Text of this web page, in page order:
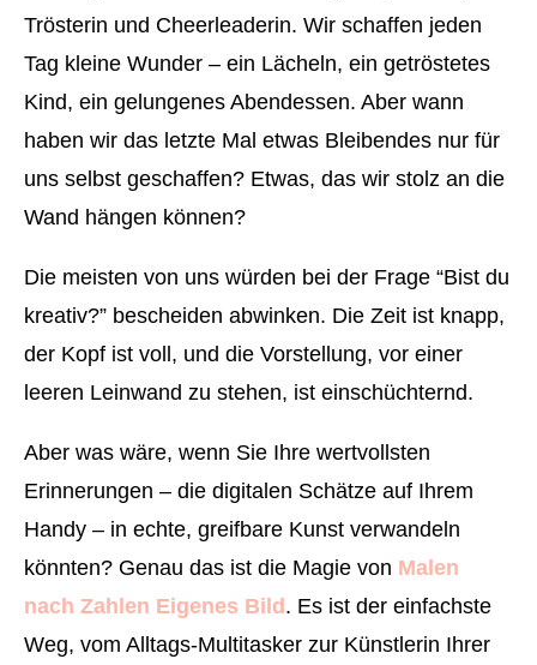
Trösterin und Cheerleaderin. Wir schaffen jeden
Tag kleine Wunder – ein Lächeln, ein getröstetes
Kind, ein gelungenes Abendessen. Aber wann
haben wir das letzte Mal etwas Bleibendes nur für
uns selbst geschaffen? Etwas, das wir stolz an die
Wand hängen können?
Die meisten von uns würden bei der Frage “Bist du
kreativ?” bescheiden abwinken. Die Zeit ist knapp,
der Kopf ist voll, und die Vorstellung, vor einer
leeren Leinwand zu stehen, ist einschüchternd.
Aber was wäre, wenn Sie Ihre wertvollsten
Erinnerungen – die digitalen Schätze auf Ihrem
Handy – in echte, greifbare Kunst verwandeln
könnten? Genau das ist die Magie von Malen
nach Zahlen Eigenes Bild. Es ist der einfachste
Weg, vom Alltags-Multitasker zur Künstlerin Ihrer